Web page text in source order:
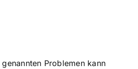
Problemen kann